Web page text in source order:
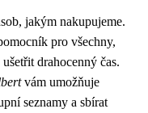
jakým nakupujeme.
pro všechny,
drahocenný čas.
vám umožňuje
seznamy a sbírat